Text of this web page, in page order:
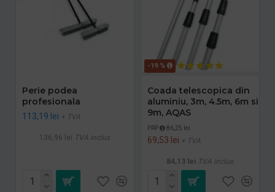
Perie podea
profesionala
113,19 lei + TVA
136,96 lei TVA inclus
-19 %
Coada telescopica din
aluminiu, 3m, 4.5m, 6m si
9m, AQAS
PRP 86,25 lei
69,53 lei + TVA
84,13 lei TVA inclus